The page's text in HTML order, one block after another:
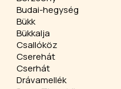
Budai-hegység
Bükk
Bükkalja
Csallóköz
Cserehát
Cserhát
Drávamellék